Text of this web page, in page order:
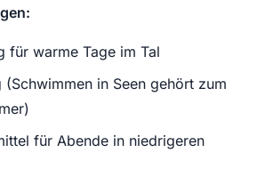
für warme Tage im Tal
(Schwimmen in Seen gehört zum
für Abende in niedrigeren